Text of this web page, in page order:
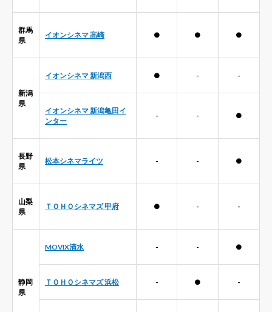
群馬
県
イオンシネマ 高崎 ● ● ●
新潟
県
イオンシネマ 新潟西 ● - -
イオンシネマ 新潟亀田イ
ンター
- - ●
長野
県
松本シネマライツ - - ●
山梨
県
ＴＯＨＯシネマズ 甲府 ● - -
静岡
県
MOVIX清水 - - ●
ＴＯＨＯシネマズ 浜松 - ● -